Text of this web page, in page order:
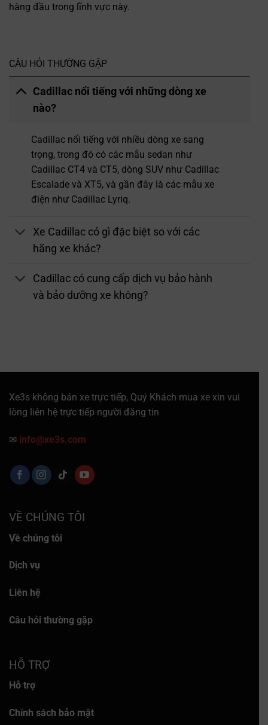
hàng đầu trong lĩnh vực này.
CÂU HỎI THƯỜNG GẶP
Cadillac nổi tiếng với những dòng xe
nào?
Cadillac nổi tiếng với nhiều dòng xe sang
trọng, trong đó có các mẫu sedan như
Cadillac CT4 và CT5, dòng SUV như Cadillac
Escalade và XT5, và gần đây là các mẫu xe
điện như Cadillac Lyriq.
Xe Cadillac có gì đặc biệt so với các
hãng xe khác?
Cadillac có cung cấp dịch vụ bảo hành
và bảo dưỡng xe không?
Xe3s không bán xe trực tiếp, Quý Khách mua xe xin vui
lòng liên hệ trực tiếp người đăng tin
✉ info@xe3s.com
VỀ CHÚNG TÔI
Về chúng tôi
Dịch vụ
Liên hệ
Câu hỏi thường gặp
HỖ TRỢ
Hỗ trợ
Chính sách bảo mật